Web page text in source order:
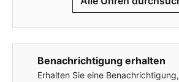
Benachrichtigung erhalten
Erhalten Sie eine